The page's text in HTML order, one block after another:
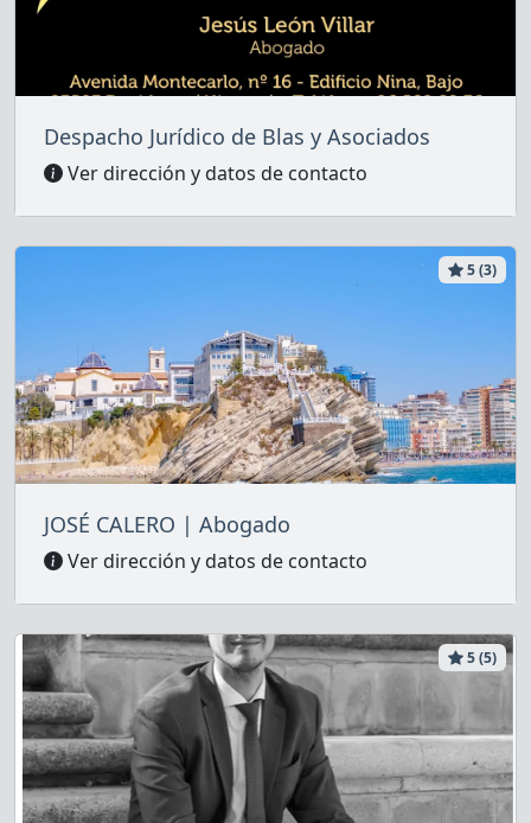
Despacho Jurídico de Blas y Asociados
Ver dirección y datos de contacto
5 (3)
JOSÉ CALERO | Abogado
Ver dirección y datos de contacto
5 (5)